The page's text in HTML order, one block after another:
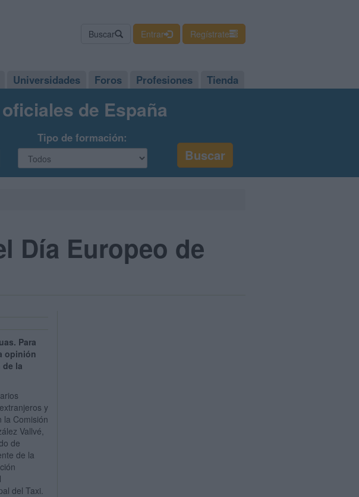
Buscar Entrar Regístrate
Universidades Foros Profesiones Tienda
de España
Tipo de formación:
Día Europeo de
Para
opinión
la
y
la Comisión
Vallvé,
de
de la
del Taxi.